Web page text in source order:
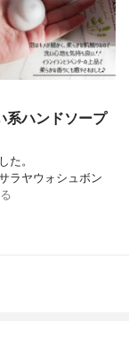
系ハンドソープ
た。
ォシュボン